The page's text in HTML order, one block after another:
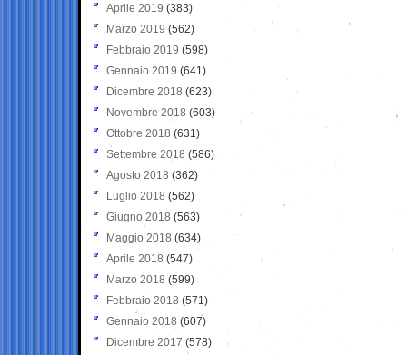
Aprile 2019 (383)
Marzo 2019 (562)
Febbraio 2019 (598)
Gennaio 2019 (641)
Dicembre 2018 (623)
Novembre 2018 (603)
Ottobre 2018 (631)
Settembre 2018 (586)
Agosto 2018 (362)
Luglio 2018 (562)
Giugno 2018 (563)
Maggio 2018 (634)
Aprile 2018 (547)
Marzo 2018 (599)
Febbraio 2018 (571)
Gennaio 2018 (607)
Dicembre 2017 (578)